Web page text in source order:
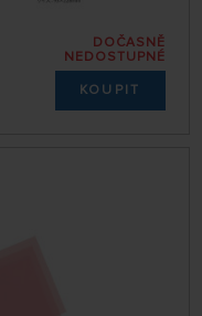
DOČASNĚ
NEDOSTUPNÉ
KOUPIT